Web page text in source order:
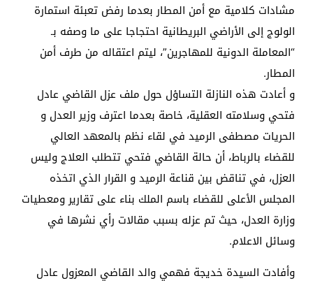
مشادات كلامية مع أمن المطار بعدما رفض تعبئة استمارة
الولوج إلى الأراضي البريطانية احتجاجا على ما وصفه بـ
“المعاملة الدونية للمهاجرين”، ليتم اعتقاله من طرف أمن
المطار.
و أعادت هذه النازلة التساؤل حول ملف عزل القاضي عادل
فتحي وسلامته العقلية، خاصة بعدما اعترف وزير العدل و
الحريات مصطفى الرميد في لقاء نظم بالمعهد العالي
للقضاء بالرباط، أن حالة القاضي فتحي تتطلب العلاج وليس
العزل، في تناقض بين قناعة الرميد و القرار الذي اتخذه
المجلس الأعلى للقضاء باسم الملك بناء على تقارير ومعطيات
وزارة العدل، حيث تم عزله بسبب مقالات رأي نشرها في
وسائل الاعلام.
وأفادت السيدة خديجة فهمي والد القاضي المعزول عادل